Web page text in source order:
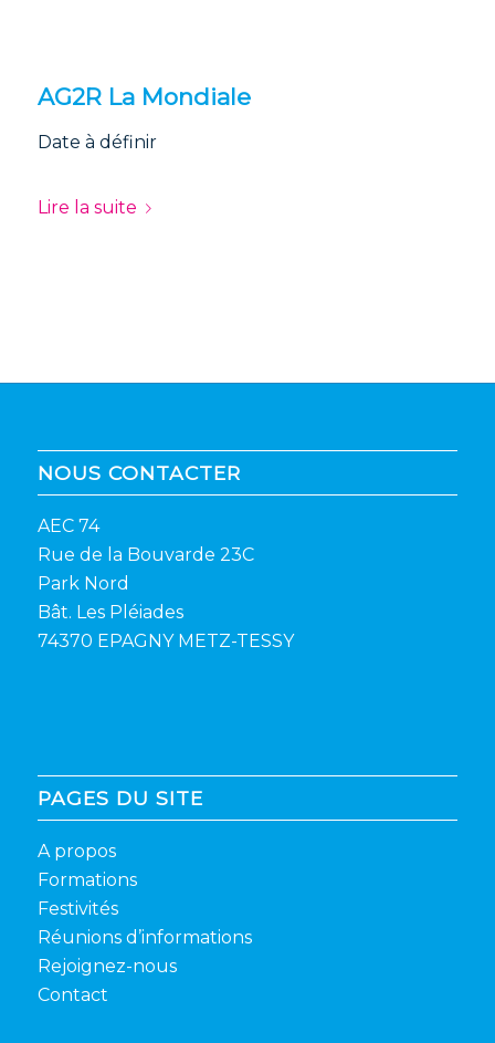
AG2R La Mondiale
Date à définir
Lire la suite
NOUS CONTACTER
AEC 74
Rue de la Bouvarde 23C
Park Nord
Bât. Les Pléiades
74370 EPAGNY METZ-TESSY
PAGES DU SITE
A propos
Formations
Festivités
Réunions d’informations
Rejoignez-nous
Contact